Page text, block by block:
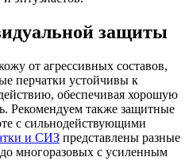
защиты
от агрессивных составов,
перчатки устойчивы к
обеспечивая хорошую
Рекомендуем также защитные
с сильнодействующими
и СИЗ представлены разные
многоразовых с усиленным